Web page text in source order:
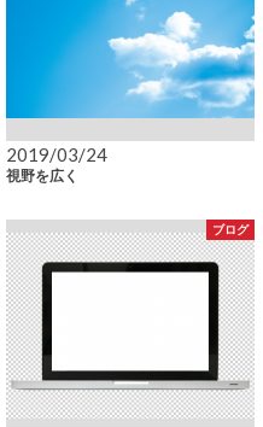
2019/03/24
視野を広く
ブログ